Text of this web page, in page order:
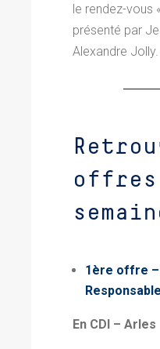
le rendez-vous
présenté par
Alexandre Jolly.
1ère offre –
En CDI – Arles